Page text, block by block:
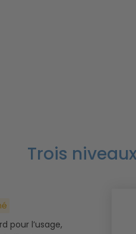
Trois
pour l’usage,